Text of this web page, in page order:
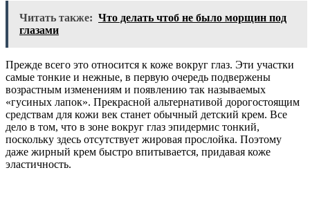
Читать также: Что делать чтоб не было морщин под
глазами
Прежде всего это относится к коже вокруг глаз. Эти участки
самые тонкие и нежные, в первую очередь подвержены
возрастным изменениям и появлению так называемых
«гусиных лапок». Прекрасной альтернативой дорогостоящим
средствам для кожи век станет обычный детский крем. Все
дело в том, что в зоне вокруг глаз эпидермис тонкий,
поскольку здесь отсутствует жировая прослойка. Поэтому
даже жирный крем быстро впитывается, придавая коже
эластичность.